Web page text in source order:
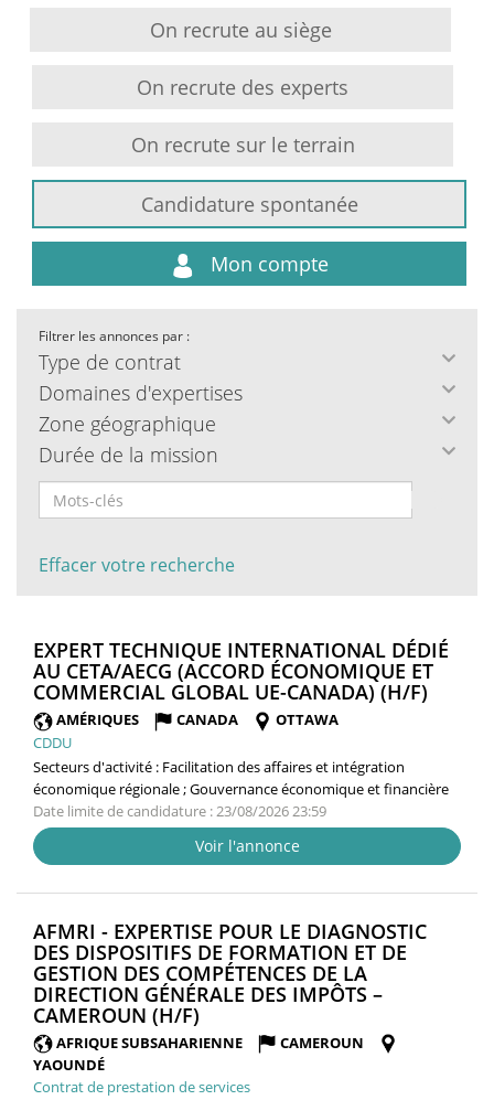
On recrute au siège
On recrute des experts
On recrute sur le terrain
Candidature spontanée
Mon compte
Filtrer les annonces par :
Type de contrat
Domaines d'expertises
Zone géographique
Durée de la mission
Effacer votre recherche
EXPERT TECHNIQUE INTERNATIONAL DÉDIÉ
AU CETA/AECG (ACCORD ÉCONOMIQUE ET
COMMERCIAL GLOBAL UE-CANADA) (H/F)
AMÉRIQUES CANADA
OTTAWA
CDDU
Secteurs d'activité : Facilitation des affaires et intégration
économique régionale ; Gouvernance économique et financière
Date limite de candidature : 23/08/2026 23:59
Voir l'annonce
AFMRI - EXPERTISE POUR LE DIAGNOSTIC
DES DISPOSITIFS DE FORMATION ET DE
GESTION DES COMPÉTENCES DE LA
DIRECTION GÉNÉRALE DES IMPÔTS –
CAMEROUN (H/F)
FENÊTRE)
AFRIQUE SUBSAHARIENNE
CAMEROUN
YAOUNDÉ
Contrat de prestation de services